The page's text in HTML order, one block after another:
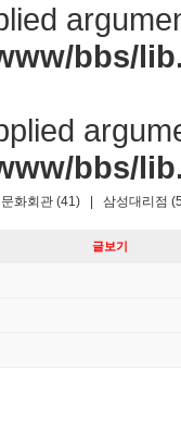
bbs/
bbs/
화회관 (41)
삼성대리점
글보기